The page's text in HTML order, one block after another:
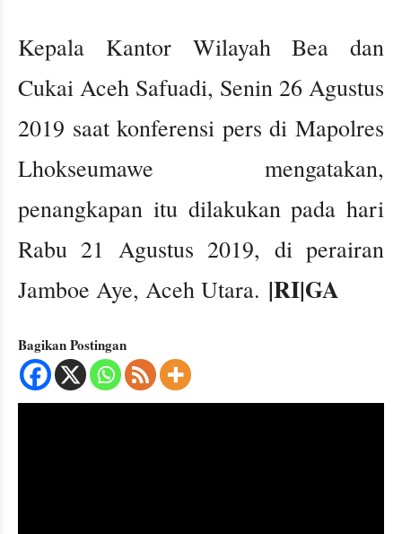
Kepala Kantor Wilayah Bea dan
Cukai Aceh Safuadi, Senin 26 Agustus
2019 saat konferensi pers di Mapolres
Lhokseumawe mengatakan,
penangkapan itu dilakukan pada hari
Rabu 21 Agustus 2019, di perairan
Jamboe Aye, Aceh Utara. |RI|GA
Bagikan Postingan